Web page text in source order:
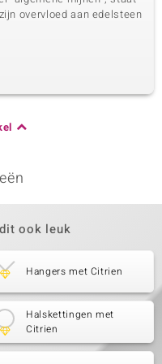
overvloed aan edelsteen
ook leuk
Hangers met Citrien
Halskettingen met
Citrien